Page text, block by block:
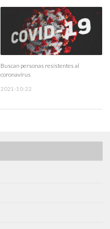
Buscan personas resistentes al
coronavirus
2021-10-22